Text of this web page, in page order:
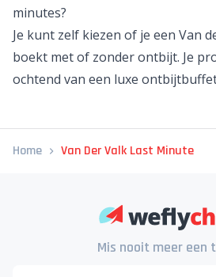
minutes?
Je kunt zelf kiezen of je een Van
boekt met of zonder ontbijt. Je
ochtend van een luxe
Home Van Der Valk Last Minute
Mis nooit meer een